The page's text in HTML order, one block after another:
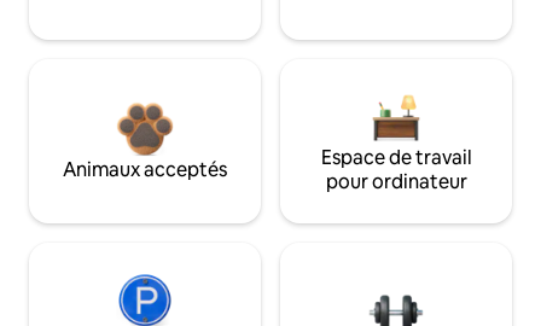
Animaux acceptés
Espace de travail
pour ordinateur